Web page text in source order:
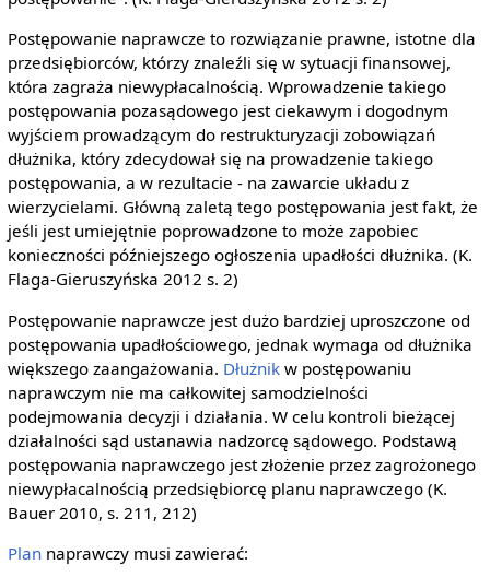
Postępowanie naprawcze to rozwiązanie prawne, istotne dla
przedsiębiorców, którzy znaleźli się w sytuacji finansowej,
która zagraża niewypłacalnością. Wprowadzenie takiego
postępowania pozasądowego jest ciekawym i dogodnym
wyjściem prowadzącym do restrukturyzacji zobowiązań
dłużnika, który zdecydował się na prowadzenie takiego
postępowania, a w rezultacie - na zawarcie układu z
wierzycielami. Główną zaletą tego postępowania jest fakt, że
jeśli jest umiejętnie poprowadzone to może zapobiec
konieczności późniejszego ogłoszenia upadłości dłużnika. (K.
Flaga-Gieruszyńska 2012 s. 2)
Postępowanie naprawcze jest dużo bardziej uproszczone od
postępowania upadłościowego, jednak wymaga od dłużnika
większego zaangażowania. Dłużnikw postępowaniu
naprawczym nie ma całkowitej samodzielności
podejmowania decyzji i działania. W celu kontroli bieżącej
działalności sąd ustanawia nadzorcę sądowego. Podstawą
postępowania naprawczego jest złożenie przez zagrożonego
niewypłacalnością przedsiębiorcę planu naprawczego (K.
Bauer 2010, s. 211, 212)
Plannaprawczy musi zawierać: